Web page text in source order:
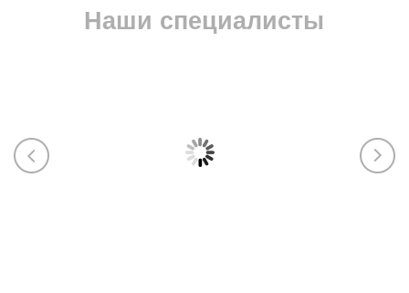
Наши специалисты
оборудование, СБКТС, СРО, лицензии,